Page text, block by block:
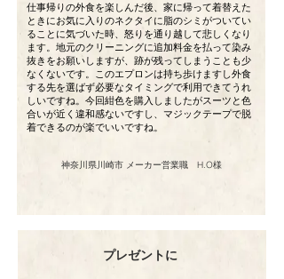
神奈川県川崎市 メーカー営業職 H.O様
仕事帰りの外食を楽しんだ後、家に帰って着替えた
ときにお気に入りのネクタイに脂のシミがついてい
ることに気づいた時、怒りを通り越して悲しくなり
ます。地元のクリーニングに追加料金を払って染み
抜きをお願いしますが、跡が残ってしまうことも少
なくないです。このエプロンは持ち歩けますし外食
する先を選ばず必要なタイミングで利用できてうれ
しいですね。今回紺色を購入しましたがスーツと色
合いが近く違和感ないですし、マジックテープで脱
着できるのが楽でいいですね。
プレゼントに